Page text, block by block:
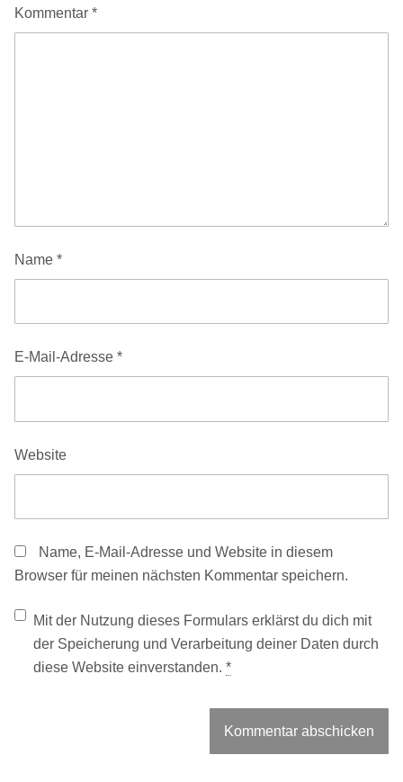
Kommentar *
Name *
E-Mail-Adresse *
Website
Name, E-Mail-Adresse und Website in diesem
Browser für meinen nächsten Kommentar speichern.
Mit der Nutzung dieses Formulars erklärst du dich mit
der Speicherung und Verarbeitung deiner Daten durch
diese Website einverstanden. *